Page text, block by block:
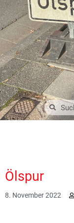
Ölspur
8. November 2022